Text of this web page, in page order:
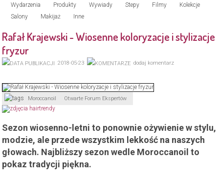
Wydarzenia Produkty Wywiady Stepy Filmy
Kolekcje
Salony
Makijaż Inne
Rafał Krajewski - Wiosenne koloryzacje i stylizacje
fryzur
2018-05-23 dodaj komentarz
Moroccanoil Otwarte Forum Ekspertów
Sezon wiosenno-letni to ponownie ożywienie w stylu,
modzie, ale przede wszystkim lekkość na naszych
głowach. Najbliższy sezon wedle Moroccanoil to
pokaz tradycji piękna.